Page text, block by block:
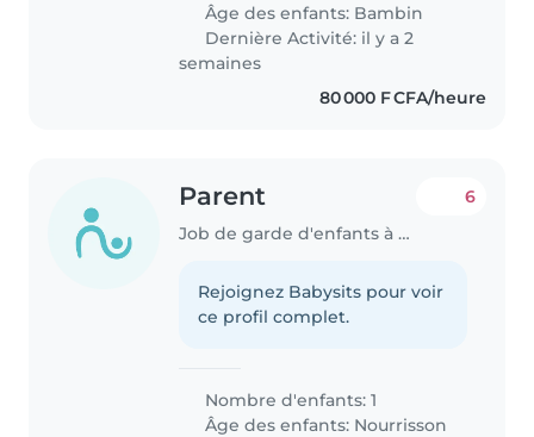
Âge des enfants: Bambin
Dernière Activité: il y a 2
semaines
80 000 F CFA/heure
Parent
Job de garde d'enfants à Dakar
6
Rejoignez Babysits pour voir
ce profil complet.
Nombre d'enfants: 1
Âge des enfants: Nourrisson